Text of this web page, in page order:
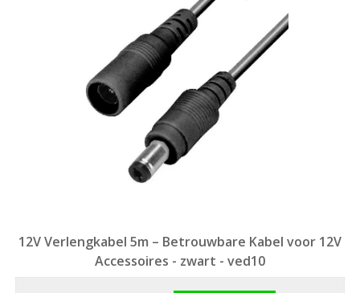
12V Verlengkabel 5m – Betrouwbare Kabel voor 12V
Accessoires - zwart - ved10